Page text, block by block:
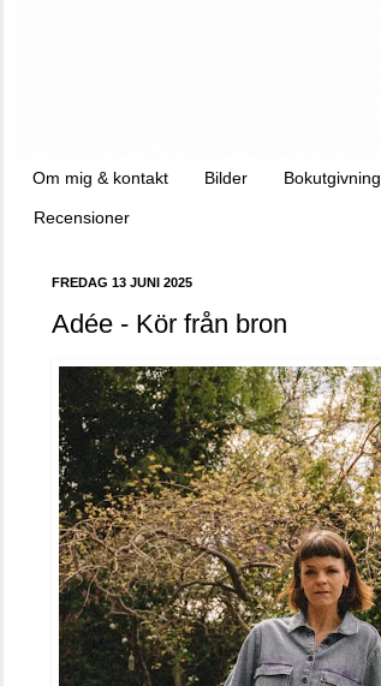
Om mig & kontakt Bilder Bokutgivning
Recensioner
FREDAG 13 JUNI 2025
Adée - Kör från bron